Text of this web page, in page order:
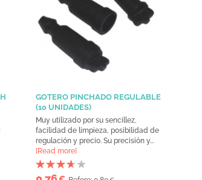
GOTERO PINCHADO REGULABLE
(10 UNIDADES)
Muy utilizado por su sencillez,
facilidad de limpieza, posibilidad de
regulación y precio. Su precisión y...
[Read more]